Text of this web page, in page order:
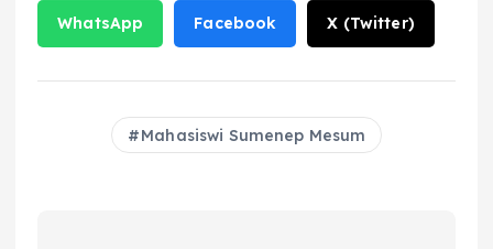
WhatsApp Facebook X (Twitter)
Mahasiswi Sumenep Mesum